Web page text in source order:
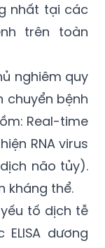
liệu chuyên
điều trị bệnh
nhất tại các
trên toàn
nghiêm quy
chuyển bệnh
Real-time
RNA virus
não tủy).
kháng thể.